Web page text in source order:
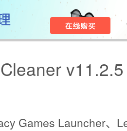
v11.2.5
Games Launcher、